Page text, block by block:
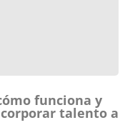
funciona y
talento a